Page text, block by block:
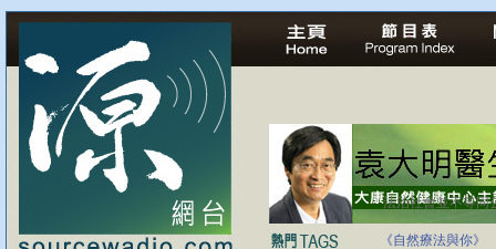
法治社會並不等同
《自然療法與你》